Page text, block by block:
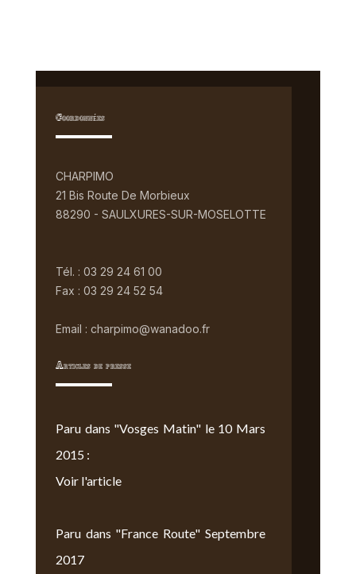
Coordonnées
CHARPIMO
21 Bis Route De Morbieux
88290 - SAULXURES-SUR-MOSELOTTE
Tél. : 03 29 24 61 00
Fax : 03 29 24 52 54
Email : charpimo@wanadoo.fr
Articles de presse
Paru dans "Vosges Matin" le 10 Mars
2015 :
Voir l'article
Paru dans "France Route" Septembre
2017